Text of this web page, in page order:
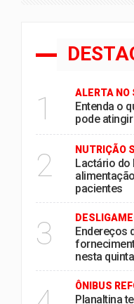
1 ALERTA NO
Entenda o
pode
2 NUTRIÇÃO
Lactário do
pacientes
3
Endereços
nesta
ÔNIBUS
Planaltina